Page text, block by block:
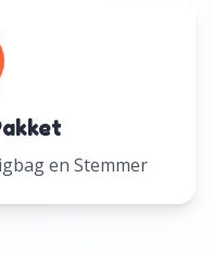
en Stemmer